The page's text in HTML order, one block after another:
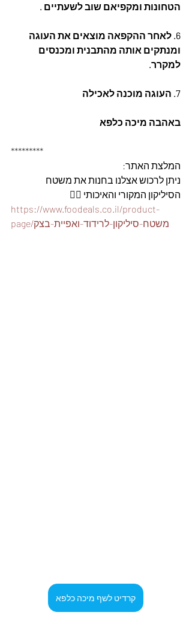
הטחונות ומקפיאם שוב לשעתיים .
6. לאחר ההקפאה מוצאים את העוגה
ומנתקים אותה מהתבנית ומכנסים
למקרר.
7. העוגה מוכנה לאכילה
באהבה מיכה כלפא
*********
המלצת האתר:
ניתן לרכוש אצלנו בחנות את משטח
הסיליקון המקורי והאיכותי 👇🏽
https://www.foodeals.co.il/product-
page/משטח-סיליקון-לרידוד-ואפיית-בצק
קרדיט לשף מיכה כלפא